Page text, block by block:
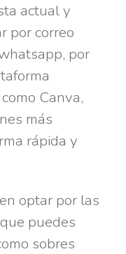
actual y
por correo
por
Canva,
más
rápida y
optar por las
puedes
sobres